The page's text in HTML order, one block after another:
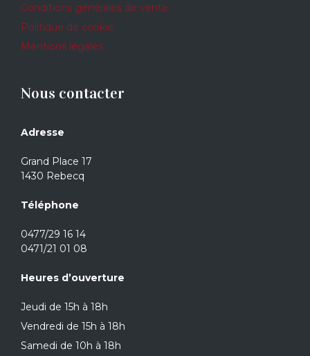
Conditions générales de vente
Politique de cookie
Mentions légales
Nous contacter
Adresse
Grand Place 17
1430 Rebecq
Téléphone
0477/29 16 14
0471/21 01 08
Heures d’ouverture
Jeudi de 15h à 18h
Vendredi de 15h à 18h
Samedi de 10h à 18h